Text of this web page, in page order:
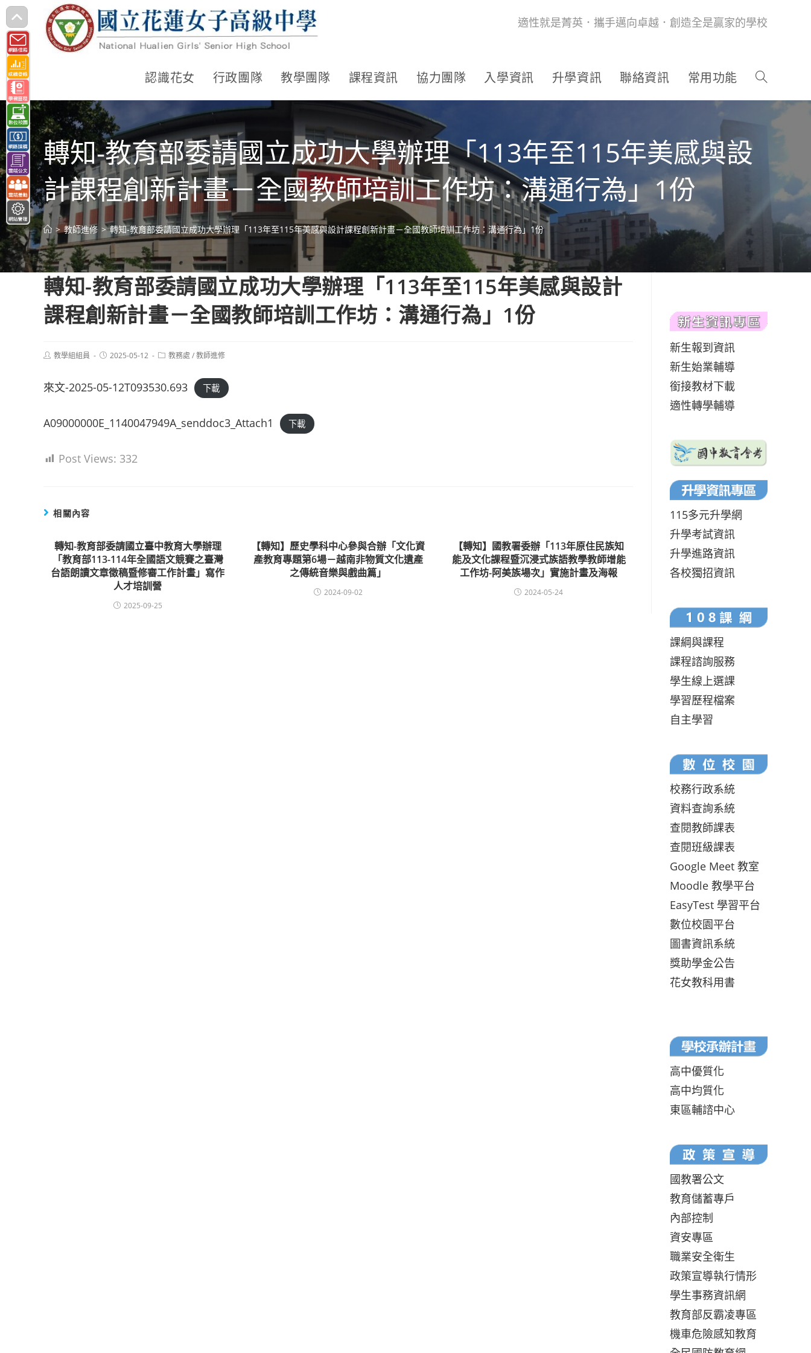
跳
轉
至
主
要
內
容
適性就是菁英．攜手邁向卓越．創造全是贏家的學校
認識花女 行政團隊 教學團隊 課程資訊 協力團隊 入學資訊 升學資訊 聯絡資訊 常用功能
轉知-教育部委請國立成功大學辦理「113年至115年美感與設
計課程創新計畫－全國教師培訓工作坊：溝通行為」1份
> 教師進修 > 轉知-教育部委請國立成功大學辦理「113年至115年美感與設計課程創新計畫－全國教師培訓工作坊：溝通行為」1份
轉知-教育部委請國立成功大學辦理「113年至115年美感與設計
課程創新計畫－全國教師培訓工作坊：溝通行為」1份
Post教學組組員
Post2025-05-12
Post教務處 /教師進修
來文-2025-05-12T093530.693 下載
A09000000E_1140047949A_senddoc3_Attach1 下載
Post Views: 332
相關內容
轉知-教育部委請國立臺中教育大學辦理
「教育部113-114年全國語文競賽之臺灣
台語朗讀文章徵稿暨修審工作計畫」寫作
人才培訓營
2025-09-25
【轉知】歷史學科中心參與合辦「文化資
產教育專題第6場－越南非物質文化遺產
之傳統音樂與戲曲篇」
2024-09-02
【轉知】國教署委辦「113年原住民族知
能及文化課程暨沉浸式族語教學教師增能
工作坊-阿美族場次」實施計畫及海報
2024-05-24
新生報到資訊
新生始業輔導
銜接教材下載
適性轉學輔導
115多元升學網
升學考試資訊
升學進路資訊
各校獨招資訊
課綱與課程
課程諮詢服務
學生線上選課
學習歷程檔案
自主學習
校務行政系統
資料查詢系統
查閱教師課表
查閱班級課表
Google Meet 教室
Moodle 教學平台
EasyTest 學習平台
數位校園平台
圖書資訊系統
獎助學金公告
花女教科用書
高中優質化
高中均質化
東區輔諮中心
國教署公文
教育儲蓄專戶
內部控制
資安專區
職業安全衛生
政策宣導執行情形
學生事務資訊網
教育部反霸凌專區
機車危險感知教育